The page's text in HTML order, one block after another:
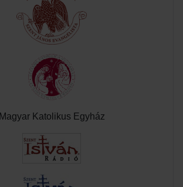
Magyar Katolikus Egyház